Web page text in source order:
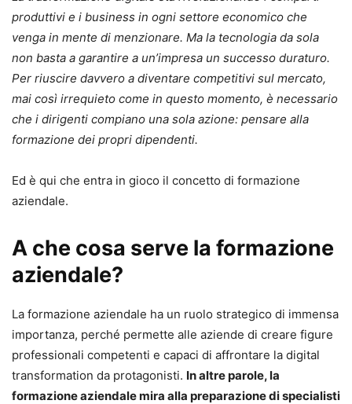
produttivi e i business in ogni settore economico che
venga in mente di menzionare. Ma la tecnologia da sola
non basta a garantire a un’impresa un successo duraturo.
Per riuscire davvero a diventare competitivi sul mercato,
mai così irrequieto come in questo momento, è necessario
che i dirigenti compiano una sola azione: pensare alla
formazione dei propri dipendenti.
Ed è qui che entra in gioco il concetto di formazione
aziendale.
A che cosa serve la formazione
aziendale?
La formazione aziendale ha un ruolo strategico di immensa
importanza, perché permette alle aziende di creare figure
professionali competenti e capaci di affrontare la digital
transformation da protagonisti. In altre parole, la
formazione aziendale mira alla preparazione di specialisti